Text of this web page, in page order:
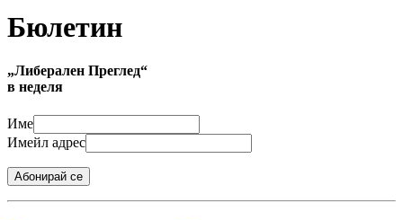
Бюлетин
„Либерален Преглед“
в неделя
Име
Имейл адрес
Абонирай се